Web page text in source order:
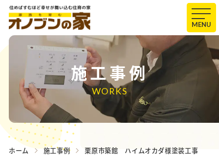
MENU
施工事例
WORKS
ホーム 施工事例 栗原市築館 ハイムオカダ様塗装工事